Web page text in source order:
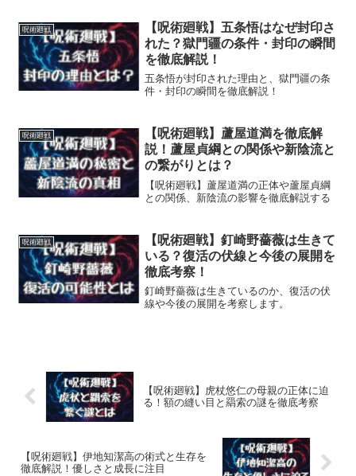
呪術廻戦
【呪術廻戦】五条悟はなぜ封印さ
れた？獄門疆の条件・封印の瞬間
を徹底解説！
五条悟が封印された理由と、獄門疆の条
件・封印の瞬間を徹底解説！
呪術廻戦
【呪術廻戦】蘆屋道満を徹底解
説！蘆屋貞綱との関係や新陰流と
の繋がりとは？
【呪術廻戦】蘆屋道満の正体や蘆屋貞綱
との関係、新陰流の影響を徹底解説する
呪術廻戦
【呪術廻戦】釘崎野薔薇は生きて
いる？復活の伏線と今後の展開を
徹底考察！
釘崎野薔薇は生きているのか、復活の伏
線や今後の展開を考察します。
【呪術廻戦】虎杖悠仁の母親の正体に迫
る！額の縫い目と羂索の謎を徹底考察
【呪術廻戦】伊地知潔高の術式と生存を
徹底解説！優しさと成長に注目